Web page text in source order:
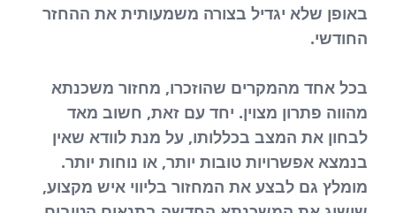
באופן שלא יגדיל בצורה משמעותית את ההחזר
החודשי.
בכל אחד מהמקרים שהוזכרו, מחזור משכנתא
מהווה פתרון מצוין. יחד עם זאת, חשוב מאד
לבחון את המצב בכללותו, על מנת לוודא שאין
בנמצא אפשרויות טובות יותר, או נוחות יותר.
מומלץ גם לבצע את המחזור בליווי איש מקצוע,